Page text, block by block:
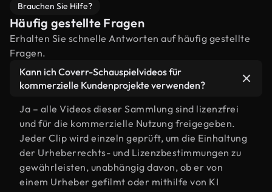
Brauchen Sie Hilfe?
Häufig gestellte Fragen
Erhalten Sie schnelle Antworten auf häufig gestellte
Fragen.
Kann ich Coverr-Schauspielvideos für
kommerzielle Kundenprojekte verwenden?
Ja – alle Videos dieser Sammlung sind lizenzfrei
und für die kommerzielle Nutzung freigegeben.
Jeder Clip wird einzeln geprüft, um die Einhaltung
der Urheberrechts- und Lizenzbestimmungen zu
gewährleisten, unabhängig davon, ob er von
einem Urheber gefilmt oder mithilfe von KI